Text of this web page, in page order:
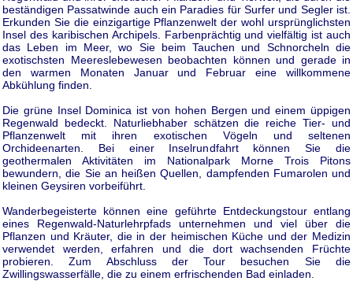
beständigen Passatwinde auch ein Paradies für Surfer und Segler ist.
Erkunden Sie die einzigartige Pflanzenwelt der wohl ursprünglichsten
Insel des karibischen Archipels. Farbenprächtig und vielfältig ist auch
das Leben im Meer, wo Sie beim Tauchen und Schnorcheln die
exotischsten Meereslebewesen beobachten können und gerade in
den warmen Monaten Januar und Februar eine willkommene
Abkühlung finden.
Die grüne Insel Dominica ist von hohen Bergen und einem üppigen
Regenwald bedeckt. Naturliebhaber schätzen die reiche Tier- und
Pflanzenwelt mit ihren exotischen Vögeln und seltenen
Orchideenarten. Bei einer Inselrundfahrt können Sie die
geothermalen Aktivitäten im Nationalpark Morne Trois Pitons
bewundern, die Sie an heißen Quellen, dampfenden Fumarolen und
kleinen Geysiren vorbeiführt.
Wanderbegeisterte können eine geführte Entdeckungstour entlang
eines Regenwald-Naturlehrpfads unternehmen und viel über die
Pflanzen und Kräuter, die in der heimischen Küche und der Medizin
verwendet werden, erfahren und die dort wachsenden Früchte
probieren. Zum Abschluss der Tour besuchen Sie die
Zwillingswasserfälle, die zu einem erfrischenden Bad einladen.